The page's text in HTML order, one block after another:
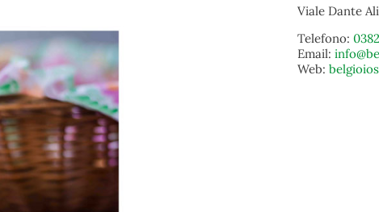
Viale Dante
Telefono:
Email:
Web: